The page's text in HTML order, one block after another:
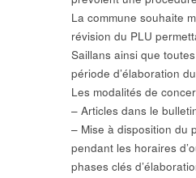
La commune souhaite
révision du PLU
Saillans ainsi que
période d’élaboration
Les modalités de
– Articles dans le
– Mise à disposition du
pendant les horaires
phases clés